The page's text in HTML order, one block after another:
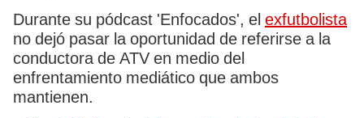
Durante su pódcast 'Enfocados', el exfutbolista
no dejó pasar la oportunidad de referirse a la
conductora de ATV en medio del
enfrentamiento mediático que ambos
mantienen.